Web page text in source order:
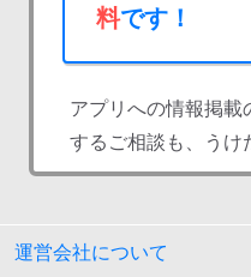
料です！
アプリへの情報掲載
するご相談も、うけ
運営会社について